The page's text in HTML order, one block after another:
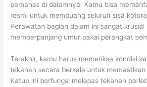
pemanas di dalamnya. Kamu bisa
resmi untuk membuang seluruh sisa
Perawatan bagian dalam ini sangat krusial
memperpanjang umur pakai perangkat
Terakhir, kamu harus memeriksa kondisi
tekanan secara berkala untuk
Katup ini berfungsi melepas tekanan